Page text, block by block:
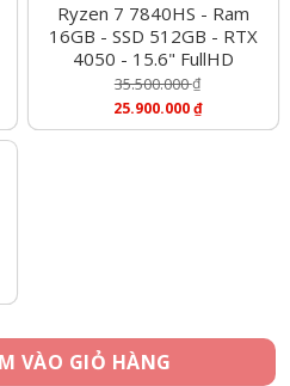
Ryzen 7 7840HS - Ram
16GB - SSD 512GB - RTX
4050 - 15.6" FullHD
35.500.000₫
Gốc
25.900.000₫
Giá
G15 5535 - Ryzen 5 7640HS,
VÀO GIỎ HÀNG